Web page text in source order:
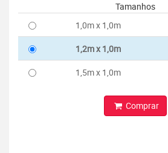
Tamanhos
1,0m x 1,0m
1,2m x 1,0m
1,5m x 1,0m
Comprar